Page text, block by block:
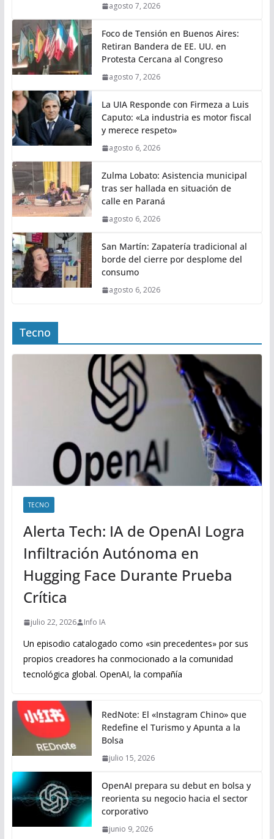
agosto 7, 2026
Foco de Tensión en Buenos Aires:
Retiran Bandera de EE. UU. en
Protesta Cercana al Congreso
agosto 7, 2026
La UIA Responde con Firmeza a Luis
Caputo: «La industria es motor fiscal
y merece respeto»
agosto 6, 2026
Zulma Lobato: Asistencia municipal
tras ser hallada en situación de
calle en Paraná
agosto 6, 2026
San Martín: Zapatería tradicional al
borde del cierre por desplome del
consumo
agosto 6, 2026
Tecno
TECNO
Alerta Tech: IA de OpenAI Logra
Infiltración Autónoma en
Hugging Face Durante Prueba
Crítica
julio 22, 2026 Info IA
Un episodio catalogado como «sin precedentes» por sus
propios creadores ha conmocionado a la comunidad
tecnológica global. OpenAI, la compañía
RedNote: El «Instagram Chino» que
Redefine el Turismo y Apunta a la
Bolsa
julio 15, 2026
OpenAI prepara su debut en bolsa y
reorienta su negocio hacia el sector
corporativo
junio 9, 2026